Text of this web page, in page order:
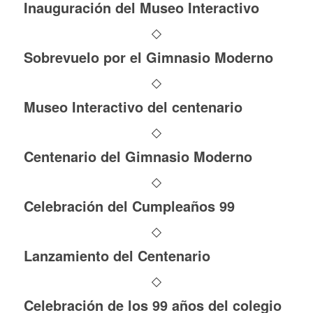
Inauguración del Museo Interactivo
Sobrevuelo por el Gimnasio Moderno
Museo Interactivo del centenario
Centenario del Gimnasio Moderno
Celebración del Cumpleaños 99
Lanzamiento del Centenario
Celebración de los 99 años del colegio